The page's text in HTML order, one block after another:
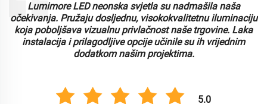
Lumimore LED neonska svjetla su nadmašila naša
očekivanja. Pružaju dosljednu, visokokvalitetnu iluminaciju
koja poboljšava vizualnu privlačnost naše trgovine. Laka
instalacija i prilagodljive opcije učinile su ih vrijednim
dodatkom našim projektima.
5.0